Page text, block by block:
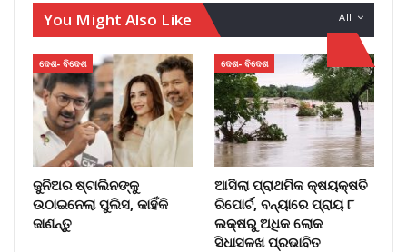
All
You Might Also Like
ଦେଶ- ବିଦେଶ
ଜୁନିଅର ଷ୍ଟାଲିନଙ୍କୁ
ଉଠାଇନେଲା ପୁଲିସ, କାହିଁକି
ଜାଣନ୍ତୁ
ଦେଶ- ବିଦେଶ
ଆସିଲା ପ୍ରାଥମିକ କ୍ଷୟକ୍ଷତି
ରିପୋର୍ଟ, ବନ୍ୟାରେ ପ୍ରାୟ ୮
ଲକ୍ଷରୁ ଅଧିକ ଲୋକ
ସିଧାସଳଖ ପ୍ରଭାବିତ